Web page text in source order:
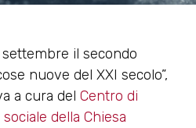
il secondo
nuove del XXI secolo”,
a cura del Centro di
della Chiesa